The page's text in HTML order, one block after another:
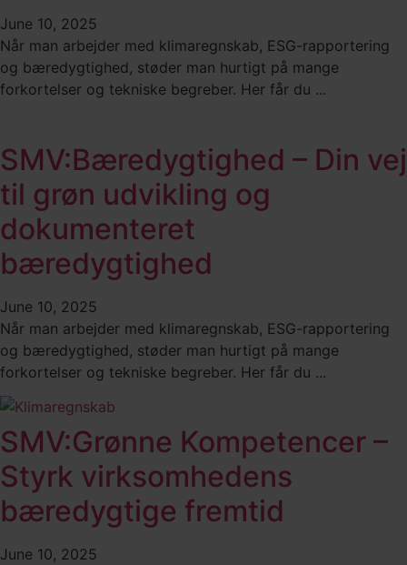
June 10, 2025
Når man arbejder med klimaregnskab, ESG-rapportering
og bæredygtighed, støder man hurtigt på mange
forkortelser og tekniske begreber. Her får du ...
SMV:Bæredygtighed – Din vej
til grøn udvikling og
dokumenteret
bæredygtighed
June 10, 2025
Når man arbejder med klimaregnskab, ESG-rapportering
og bæredygtighed, støder man hurtigt på mange
forkortelser og tekniske begreber. Her får du ...
SMV:Grønne Kompetencer –
Styrk virksomhedens
bæredygtige fremtid
June 10, 2025